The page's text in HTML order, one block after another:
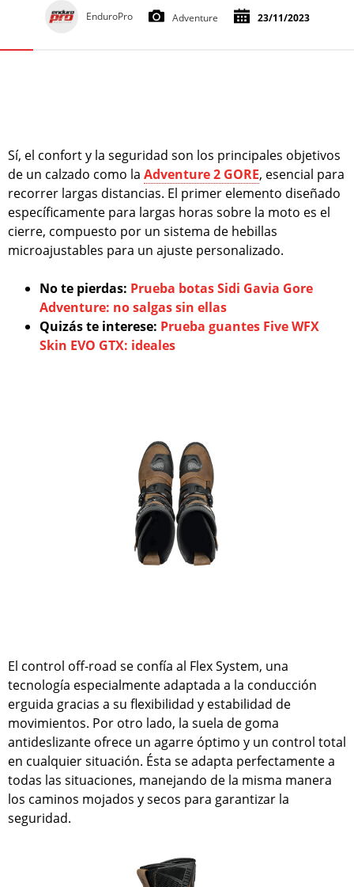
EnduroPro Adventure 23/11/2023
Sí, el confort y la seguridad son los principales objetivos
de un calzado como la Adventure 2 GORE, esencial para
recorrer largas distancias. El primer elemento diseñado
específicamente para largas horas sobre la moto es el
cierre, compuesto por un sistema de hebillas
microajustables para un ajuste personalizado.
No te pierdas: Prueba botas Sidi Gavia Gore
Adventure: no salgas sin ellas
Quizás te interese: Prueba guantes Five WFX
Skin EVO GTX: ideales
El control off-road se confía al Flex System, una
tecnología especialmente adaptada a la conducción
erguida gracias a su flexibilidad y estabilidad de
movimientos. Por otro lado, la suela de goma
antideslizante ofrece un agarre óptimo y un control total
en cualquier situación. Ésta se adapta perfectamente a
todas las situaciones, manejando de la misma manera
los caminos mojados y secos para garantizar la
seguridad.